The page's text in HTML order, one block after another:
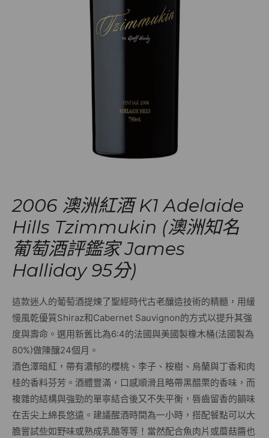
2006 澳洲紅酒 K1 Adelaide
Hills Tzimmukin (澳洲知名
葡萄酒評鑑家 James
Halliday 95分)
這款迷人的葡萄酒提煉了聖經時代古老釀造技術的精髓，用緩
慢風乾優質Shiraz和Cabernet Sauvignon的方式以提升其強
度與壽命。選用新舊比為6:4的法國與美國製橡木桶(法國製為
80%)做陳釀24個月。
酒色澤暗紅，帶有濃郁的櫻桃、李子、桉樹、烏蘭與丁香和肉
桂的香料芬芳。酒體豐滿，口感順滑且略帶黑醋栗的香味，而
複雜的結構與強勁的單寧結合後又不失平衡，唇齒留香的韻味
在舌尖上綿長悠遠。建議醒酒時間為一小時，搭配餐點可以大
膽嘗試些如野味或熟成乳酪等等！當然配合魚肉片或蘑菇醬也